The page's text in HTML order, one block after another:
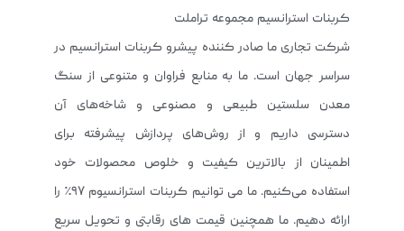
کربنات استرانسیم مجموعه تراملت
شرکت تجاری ما صادر کننده پیشرو کربنات استرانسیم در
سراسر جهان است. ما به منابع فراوان و متنوعی از سنگ
معدن سلستین طبیعی و مصنوعی و شاخه‌های آن
دسترسی داریم و از روش‌های پردازش پیشرفته برای
اطمینان از بالاترین کیفیت و خلوص محصولات خود
استفاده می‌کنیم. ما می توانیم کربنات استرانسیوم ۹۷٪ را
ارائه دهیم. ما همچنین قیمت های رقابتی و تحویل سریع